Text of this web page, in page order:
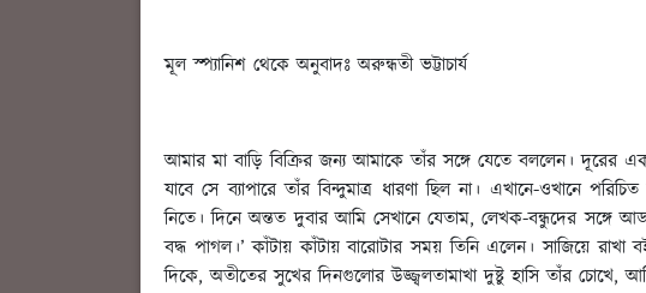
মূল স্প্যানিশ থেকে অনুবাদঃ অরুন্ধতী ভট্টাচার্য
আমার মা বাড়ি বিক্রির জন্য আমাকে তাঁর সঙ্গে যেতে বললেন। দূরের
যাবে সে ব্যাপারে তাঁর বিন্দুমাত্র ধারণা ছিল না। এখানে-ওখানে
নিতে। দিনে অন্তত দুবার আমি সেখানে যেতাম, লেখক-বন্ধুদের সঙ্গে
বদ্ধ পাগল।’ কাঁটায় কাঁটায় বারোটার সময় তিনি এলেন। সাজিয়ে
দিকে, অতীতের সুখের দিনগুলোর উজ্জ্বলতামাখা দুষ্টু হাসি তাঁর চোখে,